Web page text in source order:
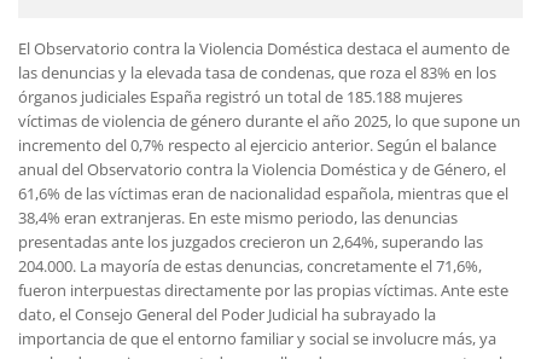
El Observatorio contra la Violencia Doméstica destaca el aumento de
las denuncias y la elevada tasa de condenas, que roza el 83% en los
órganos judiciales España registró un total de 185.188 mujeres
víctimas de violencia de género durante el año 2025, lo que supone un
incremento del 0,7% respecto al ejercicio anterior. Según el balance
anual del Observatorio contra la Violencia Doméstica y de Género, el
61,6% de las víctimas eran de nacionalidad española, mientras que el
38,4% eran extranjeras. En este mismo periodo, las denuncias
presentadas ante los juzgados crecieron un 2,64%, superando las
204.000. La mayoría de estas denuncias, concretamente el 71,6%,
fueron interpuestas directamente por las propias víctimas. Ante este
dato, el Consejo General del Poder Judicial ha subrayado la
importancia de que el entorno familiar y social se involucre más, ya